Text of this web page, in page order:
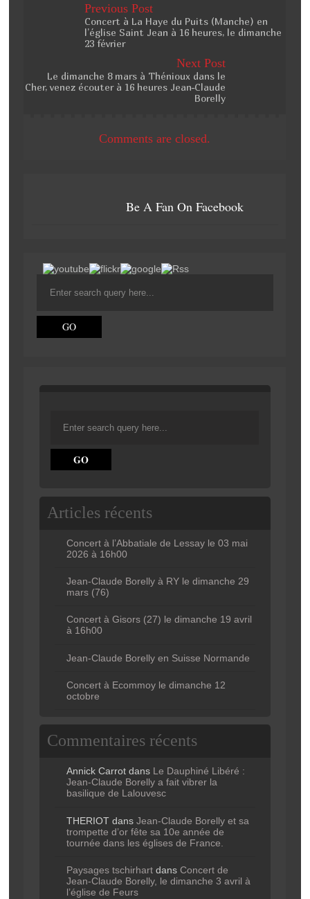
Previous Post
Concert à La Haye du Puits (Manche) en
l’église Saint Jean à 16 heures, le dimanche
23 février
Next Post
Le dimanche 8 mars à Thénioux dans le
Cher, venez écouter à 16 heures Jean-Claude
Borelly
Comments are closed.
Be A Fan On Facebook
Articles récents
Concert à l’Abbatiale de Lessay le 03 mai
2026 à 16h00
Jean-Claude Borelly à RY le dimanche 29
mars (76)
Concert à Gisors (27) le dimanche 19 avril
à 16h00
Jean-Claude Borelly en Suisse Normande
Concert à Ecommoy le dimanche 12
octobre
Commentaires récents
Annick Carrotdans Le Dauphiné Libéré :
Jean-Claude Borelly a fait vibrer la
basilique de Lalouvesc
THERIOTdans Jean-Claude Borelly et sa
trompette d’or fête sa 10e année de
tournée dans les églises de France.
Paysages tschirhartdans Concert de
Jean-Claude Borelly, le dimanche 3 avril à
l’église de Feurs